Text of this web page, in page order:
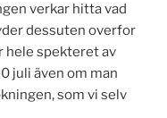
verkar hitta vad
dessuten overfor
hele spekteret av
juli även om man
som vi selv